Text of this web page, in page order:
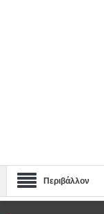
Περιβάλλον